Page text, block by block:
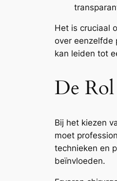
Het is cruciaal
over eenzelfde
kan leiden tot
De
Bij het kiezen
moet
technieken en
beïnvloeden.